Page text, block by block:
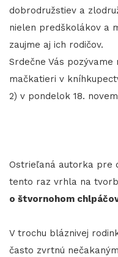
dobrodružstiev a
nielen predškolákov a
zaujme aj ich rodičov.
Srdečne Vás
mačkatieri v
2) v pondelok 18.
Ostrieľaná autorka pre
tento raz vrhla na
o štvornohom
V trochu bláznivej
často zvrtnú